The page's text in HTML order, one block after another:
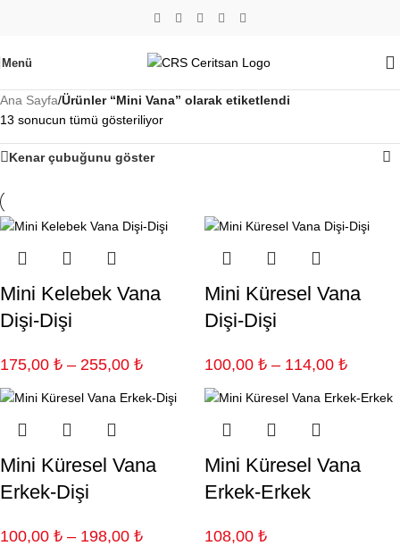
Menü
Ana Sayfa/Ürünler “Mini Vana” olarak etiketlendi
13 sonucun tümü gösteriliyor
Kenar çubuğunu göster
Mini Kelebek Vana
Dişi-Dişi
175,00 ₺ – 255,00 ₺
Mini Küresel Vana
Dişi-Dişi
100,00 ₺ – 114,00 ₺
Mini Küresel Vana
Erkek-Dişi
100,00 ₺ – 198,00 ₺
Mini Küresel Vana
Erkek-Erkek
108,00 ₺